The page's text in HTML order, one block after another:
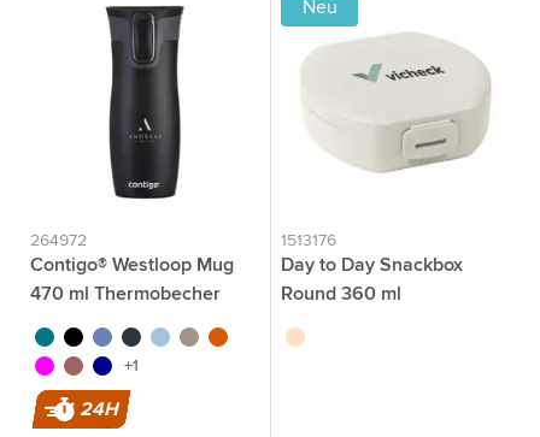
264972
Contigo® Westloop Mug
470 ml Thermobecher
turquoise
noir pourpre/bleu
gun métal
bleu glacier
brun clair
orange
magentarougebleu foncé
+1
24H
Neu
1513176
Day to Day Snackbox
Round 360 ml
beige